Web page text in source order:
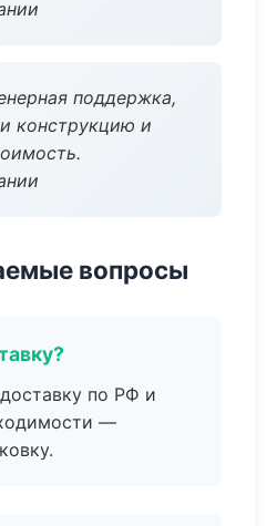
поддержка,
конструкцию и
вопросы
по РФ и
—